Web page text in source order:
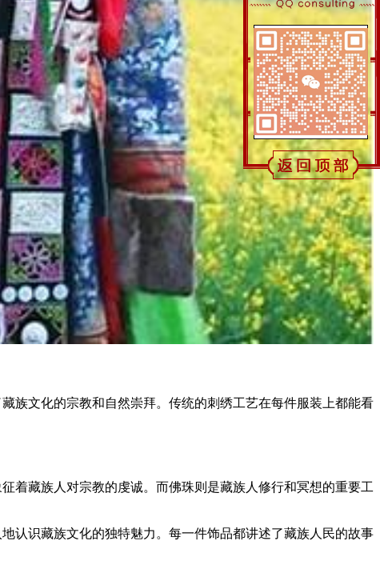
族文化的宗教和自然崇拜。传统的刺绣工艺在每件服装上都能看
着藏族人对宗教的虔诚。而佛珠则是藏族人修行和冥想的重要工
认识藏族文化的独特魅力。每一件饰品都讲述了藏族人民的故事